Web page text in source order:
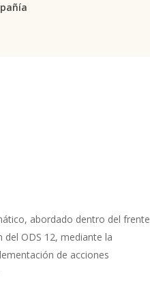
abordado dentro del frente
ODS 12, mediante la
de acciones